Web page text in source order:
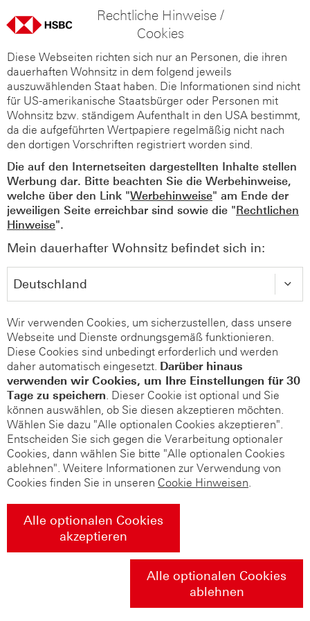
Rechtliche Hinweise /
Cookies
Diese Webseiten richten sich nur an Personen, die ihren
dauerhaften Wohnsitz in dem folgend jeweils
auszuwählenden Staat haben. Die Informationen sind nicht
für US-amerikanische Staatsbürger oder Personen mit
Wohnsitz bzw. ständigem Aufenthalt in den USA bestimmt,
da die aufgeführten Wertpapiere regelmäßig nicht nach
den dortigen Vorschriften registriert worden sind.
Die auf den Internetseiten dargestellten Inhalte stellen
Werbung dar. Bitte beachten Sie die Werbehinweise,
welche über den Link "Werbehinweise" am Ende der
jeweiligen Seite erreichbar sind sowie die "Rechtlichen
Hinweise".
Mein dauerhafter Wohnsitz befindet sich in:
Wir verwenden Cookies, um sicherzustellen, dass unsere
Webseite und Dienste ordnungsgemäß funktionieren.
Diese Cookies sind unbedingt erforderlich und werden
daher automatisch eingesetzt. Darüber hinaus
verwenden wir Cookies, um Ihre Einstellungen für 30
Tage zu speichern. Dieser Cookie ist optional und Sie
können auswählen, ob Sie diesen akzeptieren möchten.
Wählen Sie dazu "Alle optionalen Cookies akzeptieren".
Entscheiden Sie sich gegen die Verarbeitung optionaler
Cookies, dann wählen Sie bitte "Alle optionalen Cookies
ablehnen". Weitere Informationen zur Verwendung von
Cookies finden Sie in unseren Cookie Hinweisen.
Alle optionalen Cookies
akzeptieren
Alle optionalen Cookies
ablehnen